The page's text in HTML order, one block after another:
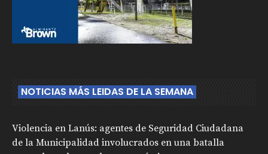
NOTICIAS MÁS LEIDAS DE LA SEMANA
Violencia en Lanús: agentes de Seguridad Ciudadana
de la Municipalidad involucrados en una batalla